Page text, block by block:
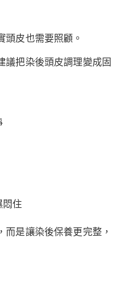
頭皮也需要照顧。
議把染後頭皮調理變成固
悶住
而是讓染後保養更完整，